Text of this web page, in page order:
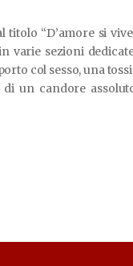
“D’amore si
sezioni
col sesso, una
un candore